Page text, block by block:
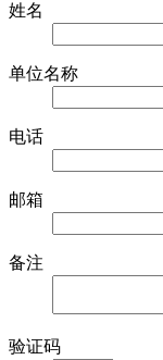
姓名
单位名称
电话
邮箱
备注
验证码